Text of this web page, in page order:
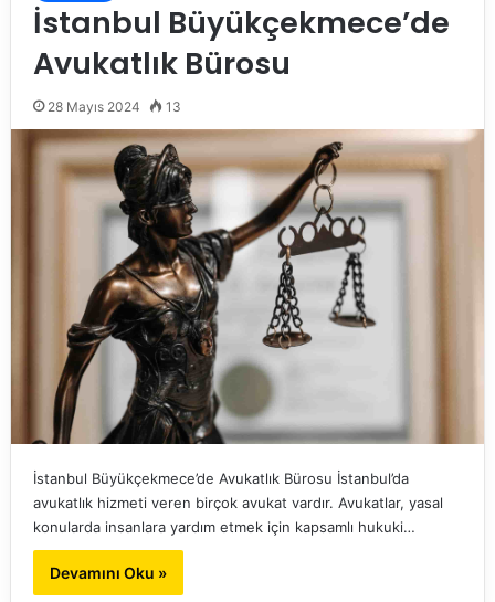
İstanbul Büyükçekmece’de
Avukatlık Bürosu
28 Mayıs 2024 13
İstanbul Büyükçekmece’de Avukatlık Bürosu İstanbul’da
avukatlık hizmeti veren birçok avukat vardır. Avukatlar, yasal
konularda insanlara yardım etmek için kapsamlı hukuki…
Devamını Oku »